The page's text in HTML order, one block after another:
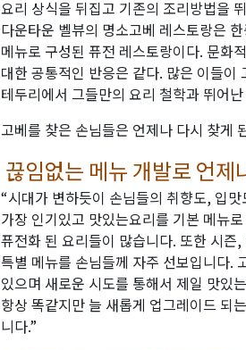
요리 상식을 뒤집고 기존의 조리방법을
다운타운 벨뷰의 명소고베 레스토랑은
메뉴로 구성된 퓨전 레스토랑이다. 문화
대한 공통적인 반응은 같다. 많은 이들
테두리에서 그들만의 요리 철학과 뛰어
고베를 찾은 손님들은 언제나 다시 찾게
끊임없는 메뉴 개발로 언
“시대가 변하듯이 손님들의 취향도, 입
가장 인기있고 맛있는요리를 기본 메뉴
퓨전화 된 요리들이 많습니다. 또한 시
특별 메뉴를 손님들께 자주 선보입니다.
있으며 새로운 시도를 통해서 제일 맛있
항상 똑같지만 늘 새롭게 업그레이드 되
니다.”